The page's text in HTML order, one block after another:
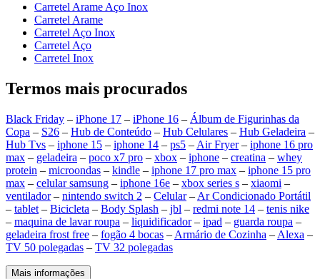
Carretel Arame Aço Inox
Carretel Arame
Carretel Aço Inox
Carretel Aço
Carretel Inox
Termos mais procurados
Black Friday – iPhone 17 – iPhone 16 – Álbum de Figurinhas da
Copa – S26 – Hub de Conteúdo – Hub Celulares – Hub Geladeira –
Hub Tvs – iphone 15 – iphone 14 – ps5 – Air Fryer– iphone 16 pro
max – geladeira – poco x7 pro – xbox – iphone – creatina – whey
protein – microondas – kindle – iphone 17 pro max – iphone 15 pro
max – celular samsung – iphone 16e – xbox series s – xiaomi –
ventilador– nintendo switch 2 – Celular– Ar Condicionado Portátil
– tablet – Bicicleta – Body Splash – jbl – redmi note 14 – tenis nike
– maquina de lavar roupa – liquidificador– ipad – guarda roupa –
geladeira frost free – fogão 4 bocas – Armário de Cozinha – Alexa –
TV 50 polegadas – TV 32 polegadas
Mais informações